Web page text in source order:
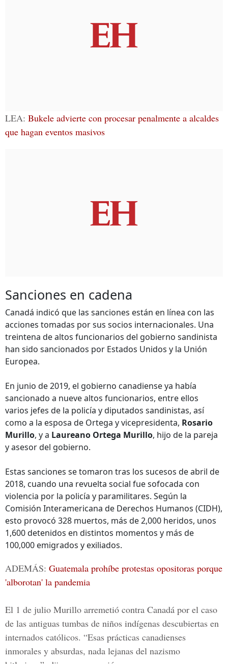
LEA: Bukele advierte con procesar penalmente a alcaldes
que hagan eventos masivos
Sanciones en cadena
Canadá indicó que las sanciones están en línea con las
acciones tomadas por sus socios internacionales. Una
treintena de altos funcionarios del gobierno sandinista
han sido sancionados por Estados Unidos y la Unión
Europea.
En junio de 2019, el gobierno canadiense ya había
sancionado a nueve altos funcionarios, entre ellos
varios jefes de la policía y diputados sandinistas, así
como a la esposa de Ortega y vicepresidenta, Rosario
Murillo, y a Laureano Ortega Murillo, hijo de la pareja
y asesor del gobierno.
Estas sanciones se tomaron tras los sucesos de abril de
2018, cuando una revuelta social fue sofocada con
violencia por la policía y paramilitares. Según la
Comisión Interamericana de Derechos Humanos (CIDH),
esto provocó 328 muertos, más de 2,000 heridos, unos
1,600 detenidos en distintos momentos y más de
100,000 emigrados y exiliados.
ADEMÁS: Guatemala prohíbe protestas opositoras porque
'alborotan' la pandemia
El 1 de julio Murillo arremetió contra Canadá por el caso
de las antiguas tumbas de niños indígenas descubiertas en
internados católicos. “Esas prácticas canadienses
inmorales y absurdas, nada lejanas del nazismo